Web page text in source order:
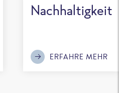
Nachhaltigkeit
ERFAHRE MEHR